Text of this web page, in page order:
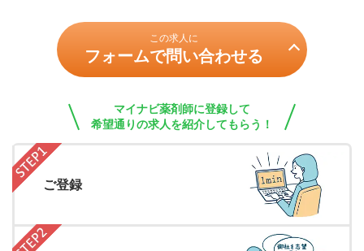
この求人に
フォームで問い合わせる
マイナビ薬剤師に登録して
希望通りの求人を紹介してもらう！
ご登録